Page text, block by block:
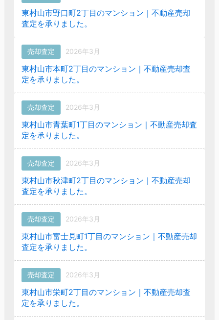
東村山市野口町2丁目のマンション｜不動産売却
査定を承りました。
売却査定 2026年3月
東村山市本町2丁目のマンション｜不動産売却査
定を承りました。
売却査定 2026年3月
東村山市青葉町1丁目のマンション｜不動産売却査
定を承りました。
売却査定 2026年3月
東村山市秋津町2丁目のマンション｜不動産売却
査定を承りました。
売却査定 2026年3月
東村山市富士見町1丁目のマンション｜不動産売却
査定を承りました。
売却査定 2026年3月
東村山市栄町2丁目のマンション｜不動産売却査
定を承りました。